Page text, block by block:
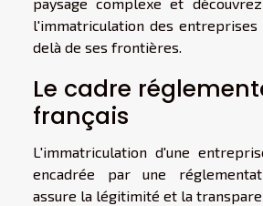
l'immatriculation des entreprises
delà de ses frontières.
Le cadre
français
L'immatriculation d'une
encadrée par une
assure la légitimité et la